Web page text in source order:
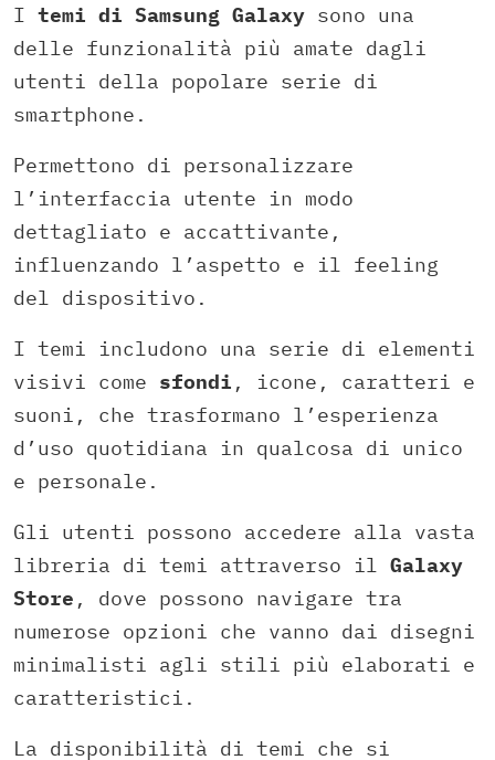
I temi di Samsung Galaxy sono una
delle funzionalità più amate dagli
utenti della popolare serie di
smartphone.
Permettono di personalizzare
l’interfaccia utente in modo
dettagliato e accattivante,
influenzando l’aspetto e il feeling
del dispositivo.
I temi includono una serie di elementi
visivi come sfondi , icone, caratteri e
suoni, che trasformano l’esperienza
d’uso quotidiana in qualcosa di unico
e personale.
Gli utenti possono accedere alla vasta
libreria di temi attraverso il Galaxy
Store , dove possono navigare tra
numerose opzioni che vanno dai disegni
minimalisti agli stili più elaborati e
caratteristici.
La disponibilità di temi che si